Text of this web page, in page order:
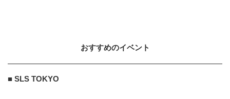
おすすめのイベント
■ SLS TOKYO